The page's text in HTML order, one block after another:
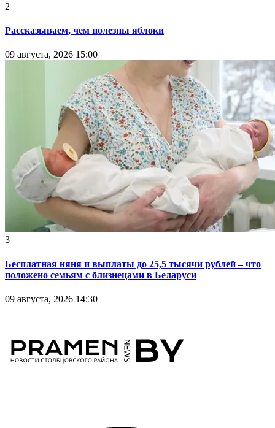
2
Рассказываем, чем полезны яблоки
09 августа, 2026 15:00
3
Бесплатная няня и выплаты до 25,5 тысячи рублей – что
положено семьям с близнецами в Беларуси
09 августа, 2026 14:30